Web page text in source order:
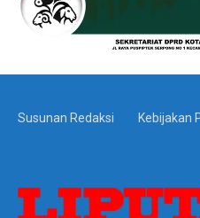
Susunan Redaksi Kebijakan